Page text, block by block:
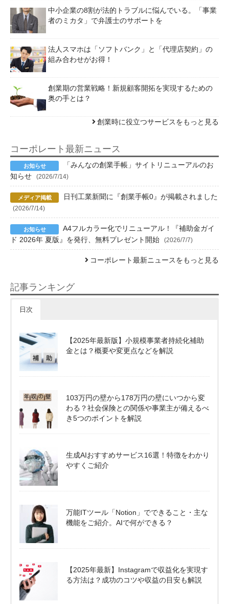
中小企業の8割が法的トラブルに悩んでいる。「事業
者のミカタ」で弁護士のサポートを
法人スマホは「ソフトバンク」と「代理店契約」の
組み合わせがお得！
創業期の営業戦略！新規顧客開拓を実現するための
奥の手とは？
創業時に役立つサービスをもっと見る
コーポレート最新ニュース
「みんなの創業手帳」サイトリニューアルのお
知らせ
(2026/7/14)
日刊工業新聞に『創業手帳0』が掲載されました
(2026/7/14)
A4フルカラー化でリニューアル！『補助金ガイ
ド 2026年 夏版』を発行、無料プレゼント開始
(2026/7/7)
コーポレート最新ニュースをもっと見る
記事ランキング
日次
【2025年最新版】小規模事業者持続化補助
金とは？概要や変更点などを解説
103万円の壁から178万円の壁にいつから変
わる？社会保険との関係や事業主が備えるべ
き5つのポイントを解説
生成AIおすすめサービス16選！特徴をわかり
やすくご紹介
万能ITツール「Notion」でできること・主な
機能をご紹介。AIで何ができる？
【2025年最新】Instagramで収益化を実現す
る方法は？成功のコツや収益の目安も解説